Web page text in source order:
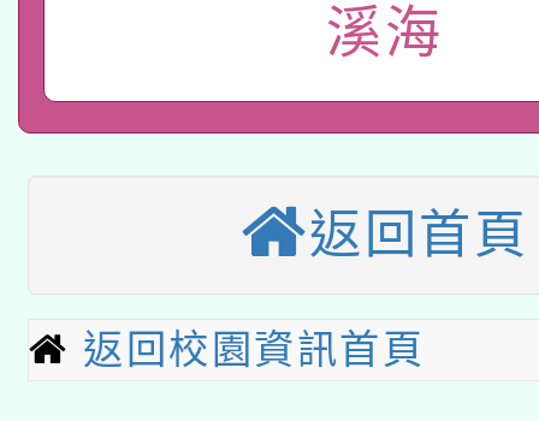
年度健康促進學校輔導
業成長研習」實施計畫
原住民族教育政策研討
族教育國際趨勢與發展
轉知教育部國民及學前
新北市政府教育局辦理
方素養工作坊新北場」
「族語學習班」招生簡
轉知有關國立成功大學
文教學共融平台-教案
教育部國民及學前教
年度COVID-19疫苗接
接種對象擴大為「滿6
轉知經濟部水利署委託
業技術研究院辦理「
115年8月22日(星期六
桃園市孔廟祈福系列
2026年桃園地景藝術
溪海
返回首頁
返回校園資訊首頁